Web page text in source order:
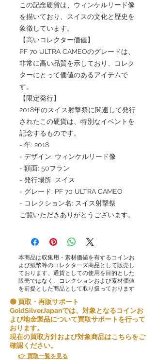
この記念硬貨は、ウィンケルリード像
を描いており、スイスの文化と歴史を
象徴しています。
【高いコレクター価値】
PF 70 ULTRA CAMEOのグレードは、
非常に高い品質を示しており、コレク
ターにとって価値のあるアイテムで
す。
【限定発行】
2018年のスイス射撃祭に関連して発行
されたこの硬貨は、特別なイベントを
記念するものです。
- 年: 2018
- デザイン: ウィンケルリード像
- 額面: 50フラン
- 発行場所: スイス
- グレード: PF 70 ULTRA CAMEO
- コレクション名: スイス射撃祭
ご覧いただきありがとうございます。
本商品は収集用・素材価値を有するコインお
よび紙幣等のコレクターズ商品として販売し
ております。通貨としての使用を目的とした
販売ではなく、コレクションおよび素材価値
を前提とした商品として取り扱っております
🟢 買取・再販サポート
GoldSilverJapanでは、対象となるコインお
よび地金製品について買取サポートを行って
おります。
現在の買取方針および対象商品はこちらをご
確認ください。
👉 買取一覧を見る